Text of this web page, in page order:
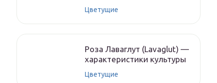
Цветущие
Роза Лаваглут (Lavaglut) —
характеристики культуры
Цветущие